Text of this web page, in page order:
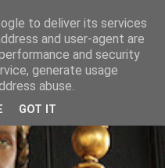
to deliver its services
and user-agent are
and security
generate usage
abuse.
GOT IT